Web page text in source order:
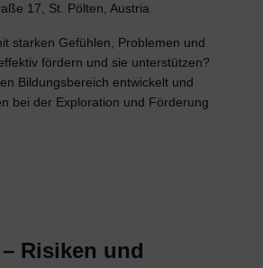
17, St. Pölten, Austria
starken Gefühlen, Problemen und
fördern und sie unterstützen?
Bildungsbereich entwickelt und
bei der Exploration und Förderung
Risiken und